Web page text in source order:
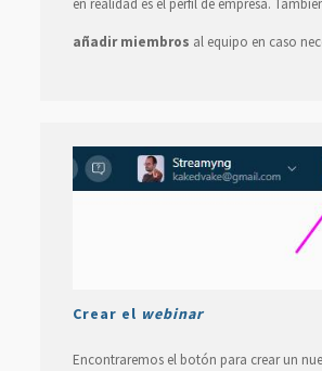
en realidad es el perfil de empresa.
añadir miembros al equipo en caso
Crear el webinar
Encontraremos el botón para crear un